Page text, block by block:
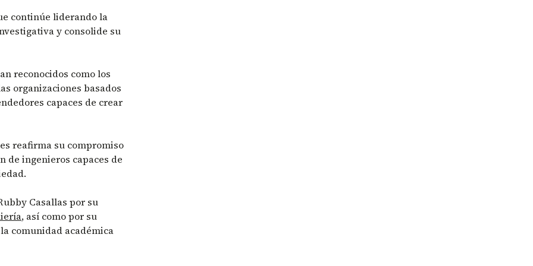
continúe liderando la
y consolide su
reconocidos como los
organizaciones basados
capaces de crear
reafirma su compromiso
de ingenieros capaces de
Casallas por su
, así como por su
comunidad académica